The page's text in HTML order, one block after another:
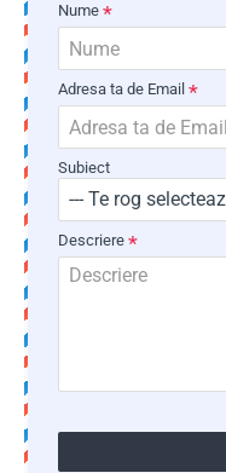
Nume
Adresa ta de Email
Subiect
Descriere